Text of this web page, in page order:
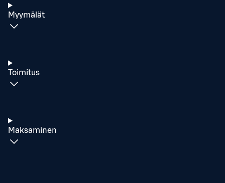
Myymälät
Toimitus
Maksaminen